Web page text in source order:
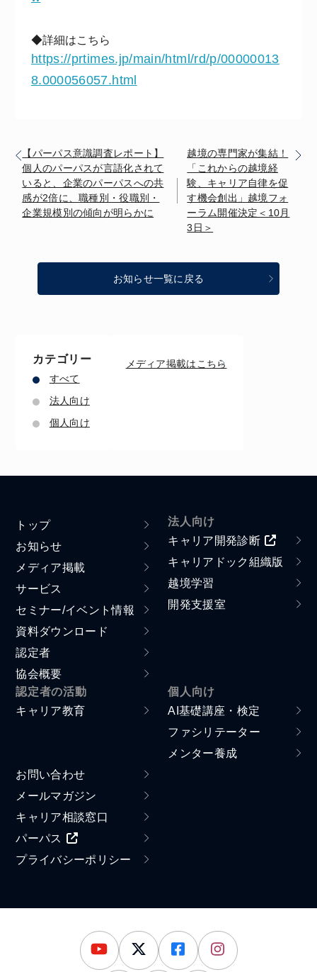
◆詳細はこちら
https://prtimes.jp/main/html/rd/p/00000013
8.000056057.html
【パーパス意識調査レポート】
個人のパーパスが言語化されて
いると、企業のパーパスへの共
感が2倍に、職種別・役職別・
企業規模別の傾向が明らかに
越境の専門家が集結！
「これからの越境経
験、キャリア自律を促
す機会創出」越境フォ
ーラム開催決定＜10月
3日＞
お知らせ一覧に戻る
カテゴリー
すべて
法人向け
個人向け
メディア掲載はこちら
トップ
お知らせ
メディア掲載
サービス
セミナー/イベント情報
資料ダウンロード
認定者
協会概要
法人向け
キャリア開発診断
キャリアドック組織版
越境学習
開発支援室
認定者の活動
キャリア教育
個人向け
AI基礎講座・検定
ファシリテーター
メンター養成
お問い合わせ
メールマガジン
キャリア相談窓口
パーパス
プライバシーポリシー